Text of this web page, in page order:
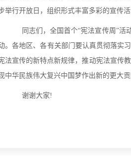
举行开放日，组织形式丰富多彩的宣传
同志们，全国首个“宪法宣传周”活动
。各地区、各有关部门要认真贯彻落实
法宣传的新特点新规律，推动宪法宣传
中华民族伟大复兴中国梦作出新的更大贡
谢谢大家!